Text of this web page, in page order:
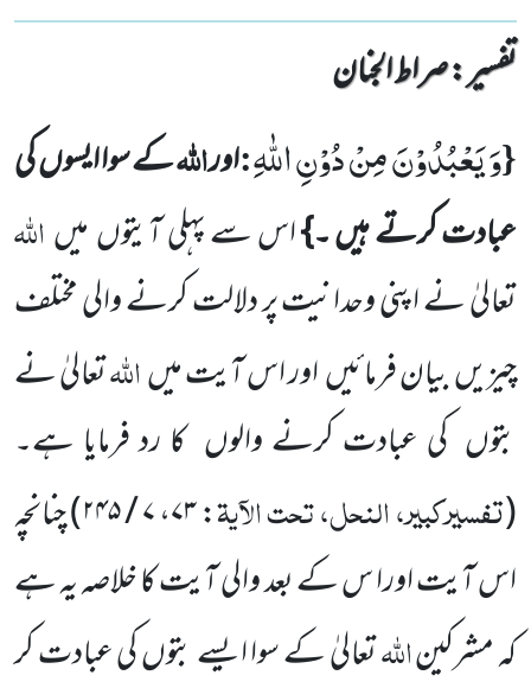
تفسیر : ‎صراط الجنان
{وَ یَعْبُدُوْنَ مِنْ دُوْنِ اللّٰهِ:اوراللّٰہکے سوا ایسوںکی
عبادت کرتے ہیں ۔}اس سے پہلی آیتوںمیںاللّٰہ
تعالیٰ نے اپنی وحدانیت پر دلالت کرنے والی مختلف
چیزیںبیان فرمائیںاور اس آیت میںاللّٰہتعالیٰ نے
بتوں کی عبادت کرنے والوں کا رد فرمایا ہے۔
(تفسیرکبیر، النحل، تحت الآیۃ: ۷۳، ۷ / ۲۴۵ )چنانچہ
اس آیت اورا س کے بعد والی آیت کا خلاصہ یہ ہے
کہ مشرکیناللّٰہتعالیٰ کے سوا ایسے بتوں کی عبادت کر